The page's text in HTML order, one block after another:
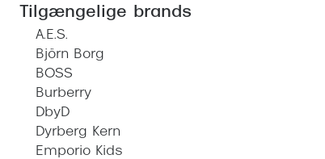
Tilgængelige brands
A.E.S.
Björn Borg
BOSS
Burberry
DbyD
Dyrberg Kern
Emporio Kids